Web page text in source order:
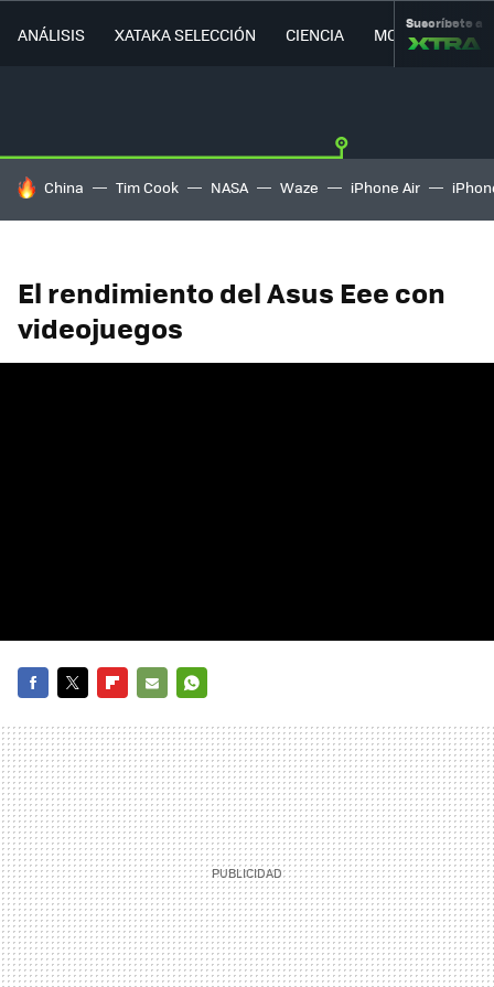
ANÁLISIS XATAKA SELECCIÓN CIENCIA MOVILIDAD
Suscríbete a
HOY SE HABLA DE
China Tim Cook NASA Waze iPhone Air
El rendimiento del Asus Eee con
videojuegos
MAIL